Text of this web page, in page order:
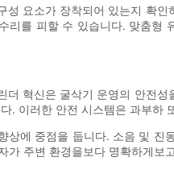
요소가 장착되어 있는지 확
리를 피할 수 있습니다. 맞춤
혁신은 굴삭기 운영의 안전
. 이러한 안전 시스템은 과부
상에 중점을 둡니다. 소음 및
가 주변 환경을보다 명확하게